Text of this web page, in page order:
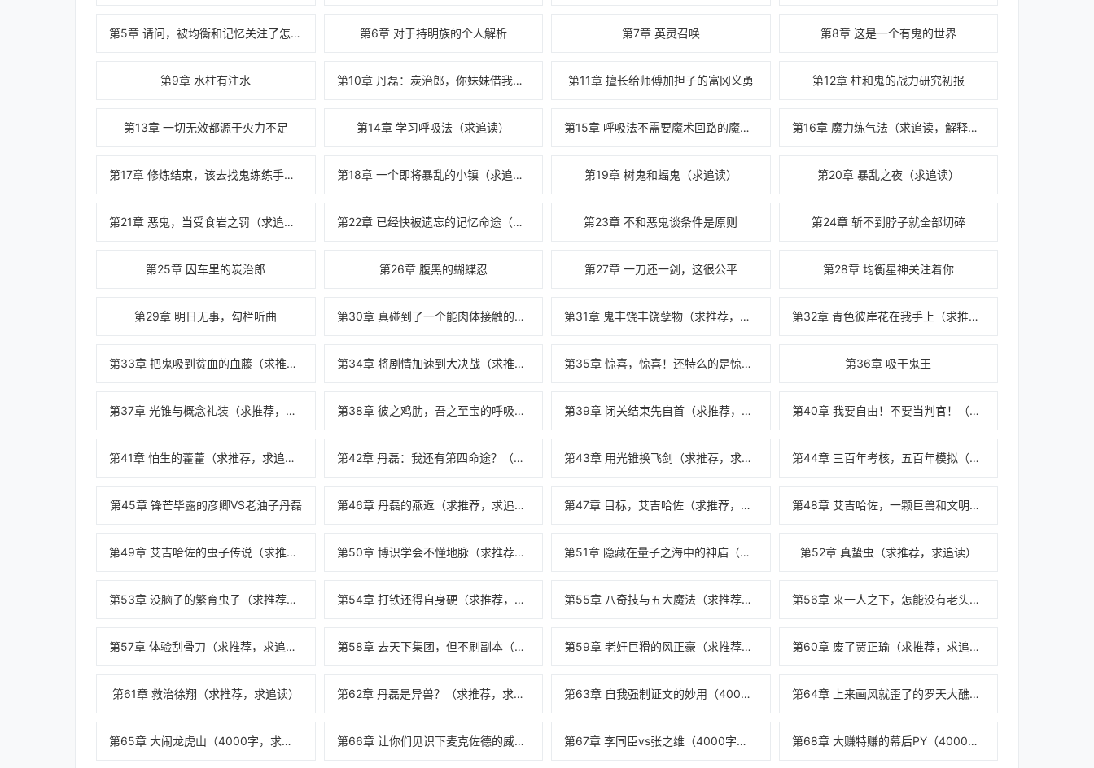
第5章 请问，被均衡和记忆关注了怎么破 第6章 对于持明族的个人解析 第7章 英灵召唤 第8章 这是一个有鬼的世界
第9章 水柱有注水 第10章 丹磊：炭治郎，你妹妹借我研究下呗 第11章 擅长给师傅加担子的富冈义勇 第12章 柱和鬼的战力研究初报
第13章 一切无效都源于火力不足 第14章 学习呼吸法（求追读） 第15章 呼吸法不需要魔术回路的魔力提炼法 第16章 魔力练气法（求追读，解释起来太长的
第17章 修炼结束，该去找鬼练练手了（求追读 第18章 一个即将暴乱的小镇（求追读） 第19章 树鬼和蝠鬼（求追读） 第20章 暴乱之夜（求追读）
第21章 恶鬼，当受食岩之罚（求追读） 第22章 已经快被遗忘的记忆命途（求追读） 第23章 不和恶鬼谈条件是原则 第24章 斩不到脖子就全部切碎
第25章 囚车里的炭治郎 第26章 腹黑的蝴蝶忍 第27章 一刀还一剑，这很公平 第28章 均衡星神关注着你
第29章 明日无事，勾栏听曲 第30章 真碰到了一个能肉体接触的女鬼，你上 第31章 鬼丰饶丰饶孽物（求推荐，求追读） 第32章 青色彼岸花在我手上（求推荐，求追读
第33章 把鬼吸到贫血的血藤（求推荐，求追读 第34章 将剧情加速到大决战（求推荐，求追读 第35章 惊喜，惊喜！还特么的是惊喜！！ 第36章 吸干鬼王
第37章 光锥与概念礼装（求推荐，求追读） 第38章 彼之鸡肋，吾之至宝的呼吸法（求推荐 第39章 闭关结束先自首（求推荐，求追读） 第40章 我要自由！不要当判官！（求推荐，求
第41章 怕生的藿藿（求推荐，求追读） 第42章 丹磊：我还有第四命途？（求推荐，求 第43章 用光锥换飞剑（求推荐，求追读） 第44章 三百年考核，五百年模拟（求推荐，求
第45章 锋芒毕露的彦卿VS老油子丹磊 第46章 丹磊的燕返（求推荐，求追读） 第47章 目标，艾吉哈佐（求推荐，求追读） 第48章 艾吉哈佐，一颗巨兽和文明共存的星球
第49章 艾吉哈佐的虫子传说（求推荐，求追读 第50章 博识学会不懂地脉（求推荐，求追读） 第51章 隐藏在量子之海中的神庙（求推荐，求 第52章 真蛰虫（求推荐，求追读）
第53章 没脑子的繁育虫子（求推荐，求追读） 第54章 打铁还得自身硬（求推荐，求追读） 第55章 八奇技与五大魔法（求推荐，求追读） 第56章 来一人之下，怎能没有老头（求推荐，
第57章 体验刮骨刀（求推荐，求追读） 第58章 去天下集团，但不刷副本（求推荐，求 第59章 老奸巨猾的风正豪（求推荐，求追读） 第60章 废了贾正瑜（求推荐，求追读）
第61章 救治徐翔（求推荐，求追读） 第62章 丹磊是异兽？（求推荐，求追读） 第63章 自我强制证文的妙用（4000字，求推荐 第64章 上来画风就歪了的罗天大醮（4000字，
第65章 大闹龙虎山（4000字，求推荐，求追读 第66章 让你们见识下麦克佐德的威力（4000字 第67章 李同臣vs张之维（4000字，求推荐，求 第68章 大赚特赚的幕后PY（4000字，求推荐，